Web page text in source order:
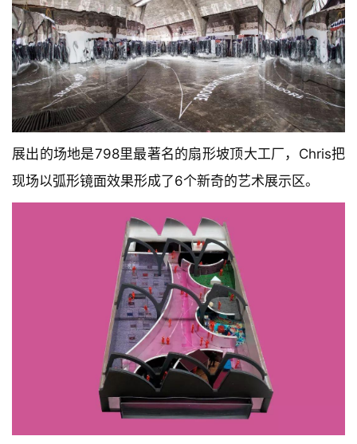
展出的场地是798里最著名的扇形坡顶大工厂，Chris把
现场以弧形镜面效果形成了6个新奇的艺术展示区。